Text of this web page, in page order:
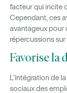
facteur qui incite
Cependant, ces
avantageux pour
répercussions
Favorise la
L’intégration de
sociaux des